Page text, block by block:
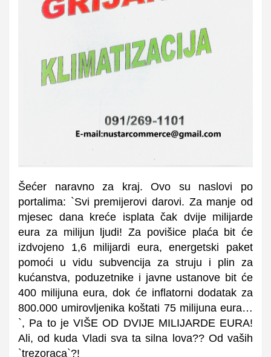
Šećer naravno za kraj. Ovo su naslovi po
portalima: `Svi premijerovi darovi. Za manje od
mjesec dana kreće isplata čak dvije milijarde
eura za milijun ljudi! Za povišice plaća bit će
izdvojeno 1,6 milijardi eura, energetski paket
pomoći u vidu subvencija za struju i plin za
kućanstva, poduzetnike i javne ustanove bit će
400 milijuna eura, dok će inflatorni dodatak za
800.000 umirovljenika koštati 75 milijuna eura…
`, Pa to je VIŠE OD DVIJE MILIJARDE EURA!
Ali, od kuda Vladi sva ta silna lova?? Od vaših
`trezoraca`?!